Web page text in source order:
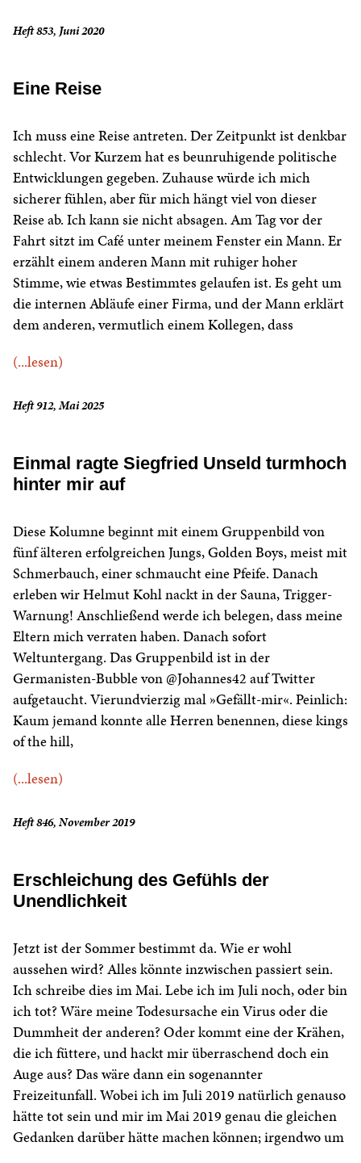
Heft 853, Juni 2020
Eine Reise
Ich muss eine Reise antreten. Der Zeitpunkt ist denkbar
schlecht. Vor Kurzem hat es beunruhigende politische
Entwicklungen gegeben. Zuhause würde ich mich
sicherer fühlen, aber für mich hängt viel von dieser
Reise ab. Ich kann sie nicht absagen. Am Tag vor der
Fahrt sitzt im Café unter meinem Fenster ein Mann. Er
erzählt einem anderen Mann mit ruhiger hoher
Stimme, wie etwas Bestimmtes gelaufen ist. Es geht um
die internen Abläufe einer Firma, und der Mann erklärt
dem anderen, vermutlich einem Kollegen, dass
(...lesen)
Heft 912, Mai 2025
Einmal ragte Siegfried Unseld turmhoch
hinter mir auf
Diese Kolumne beginnt mit einem Gruppenbild von
fünf älteren erfolgreichen Jungs, Golden Boys, meist mit
Schmerbauch, einer schmaucht eine Pfeife. Danach
erleben wir Helmut Kohl nackt in der Sauna, Trigger-
Warnung! Anschließend werde ich belegen, dass meine
Eltern mich verraten haben. Danach sofort
Weltuntergang. Das Gruppenbild ist in der
Germanisten-Bubble von @Johannes42 auf Twitter
aufgetaucht. Vierundvierzig mal »Gefällt-mir«. Peinlich:
Kaum jemand konnte alle Herren benennen, diese kings
of the hill,
(...lesen)
Heft 846, November 2019
Erschleichung des Gefühls der
Unendlichkeit
Jetzt ist der Sommer bestimmt da. Wie er wohl
aussehen wird? Alles könnte inzwischen passiert sein.
Ich schreibe dies im Mai. Lebe ich im Juli noch, oder bin
ich tot? Wäre meine Todesursache ein Virus oder die
Dummheit der anderen? Oder kommt eine der Krähen,
die ich füttere, und hackt mir überraschend doch ein
Auge aus? Das wäre dann ein sogenannter
Freizeitunfall. Wobei ich im Juli 2019 natürlich genauso
hätte tot sein und mir im Mai 2019 genau die gleichen
Gedanken darüber hätte machen können; irgendwo um